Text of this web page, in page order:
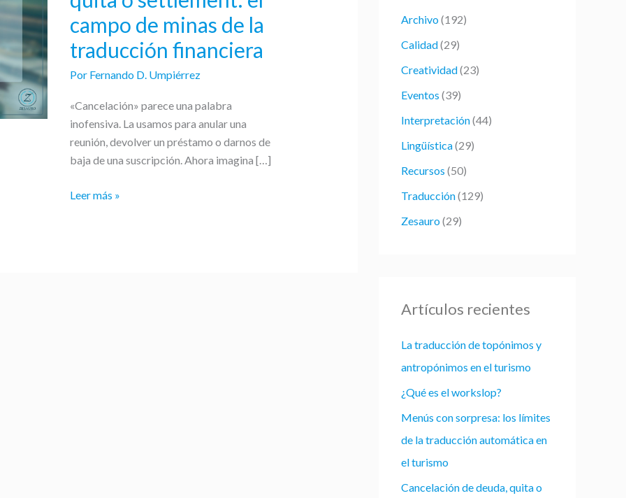
campo de minas de la
traducción financiera
Por Fernando D. Umpiérrez
«Cancelación» parece una palabra
inofensiva. La usamos para anular una
reunión, devolver un préstamo o darnos de
baja de una suscripción. Ahora imagina […]
deuda,
quita
o
settlement:
el
Leer más »
p
o
r
:
Archivo(192)
Calidad(29)
Creatividad(23)
Eventos (39)
Interpretación(44)
Lingüística(29)
Recursos (50)
Traducción(129)
Zesauro(29)
Artículos recientes
La traducción de topónimos y
antropónimos en el turismo
¿Qué es el workslop?
Menús con sorpresa: los límites
de la traducción automática en
el turismo
Cancelación de deuda, quita o